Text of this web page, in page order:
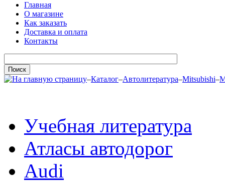
Главная
О магазине
Как заказать
Доставка и оплата
Контакты
–Каталог–Автолитература–Mitsubishi–
Учебная литература
Атласы автодорог
Audi